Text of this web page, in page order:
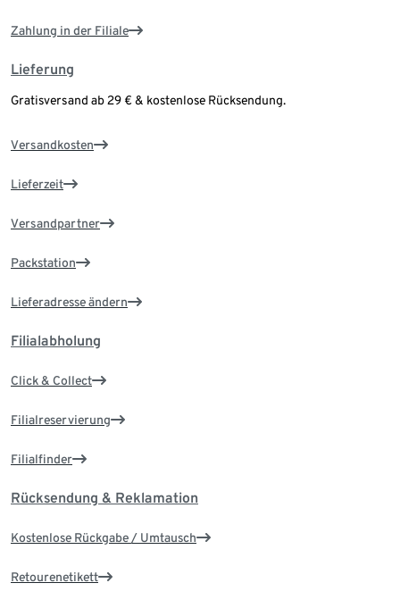
Zahlung in der Filiale
Lieferung
Gratisversand ab 29 € & kostenlose Rücksendung.
Versandkosten
Lieferzeit
Versandpartner
Packstation
Lieferadresse ändern
Filialabholung
Click & Collect
Filialreservierung
Filialfinder
Rücksendung & Reklamation
Kostenlose Rückgabe / Umtausch
Retourenetikett